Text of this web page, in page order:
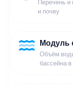
Перечень
и почву
Модуль
Объём
бассейна